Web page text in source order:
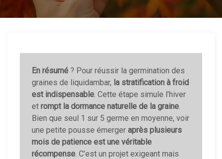
En résumé ? Pour réussir la germination des
graines de liquidambar, la stratification à froid
est indispensable. Cette étape simule l’hiver
et rompt la dormance naturelle de la graine.
Bien que seul 1 sur 5 germe en moyenne, voir
une petite pousse émerger après plusieurs
mois de patience est une véritable
récompense. C’est un projet exigeant mais